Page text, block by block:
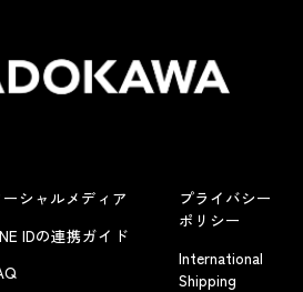
ーシャルメディア
IDの連携ガイド
プライバシー
ポリシー
International
Shipping